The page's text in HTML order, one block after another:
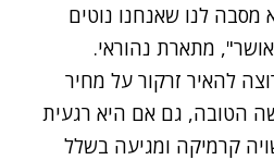
לנו שאנחנו נוטים
מתארת נהוראי.
להאיר זרקור על מחיר
הטובה, גם אם היא רגעית
קרמיקה ומגיעה בשלל